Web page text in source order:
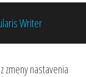
Writer
nastavenia